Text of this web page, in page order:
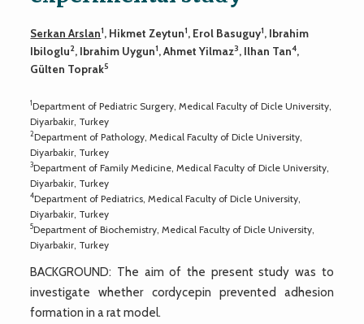
Serkan Arslan1, Hikmet Zeytun1, Erol Basuguy1, Ibrahim
Ibiloglu2, Ibrahim Uygun1, Ahmet Yilmaz3, Ilhan Tan4,
Gülten Toprak5
1Department of Pediatric Surgery, Medical Faculty of Dicle University,
Diyarbakir, Turkey
2Department of Pathology, Medical Faculty of Dicle University,
Diyarbakir, Turkey
3Department of Family Medicine, Medical Faculty of Dicle University,
Diyarbakir, Turkey
4Department of Pediatrics, Medical Faculty of Dicle University,
Diyarbakir, Turkey
5Department of Biochemistry, Medical Faculty of Dicle University,
Diyarbakir, Turkey
BACKGROUND: The aim of the present study was to
investigate whether cordycepin prevented adhesion
formation in a rat model.